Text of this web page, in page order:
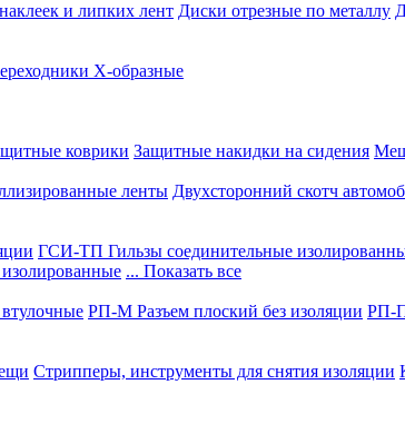
и липких лент Диски отрезные по металлу
Х-образные
коврики Защитные накидки на сидения
ленты Двухсторонний скотч
ГСИ-ТП Гильзы соединительные
... Показать все
РП-М Разъем плоский без изоляции РП-П
Стрипперы, инструменты для снятия изоляции